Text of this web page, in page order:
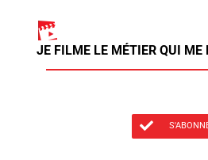
JE FILME LE MÉTIER QUI